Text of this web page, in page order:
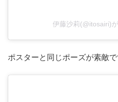
伊藤沙莉(@itosairi)
ポスターと同じポーズが素敵で